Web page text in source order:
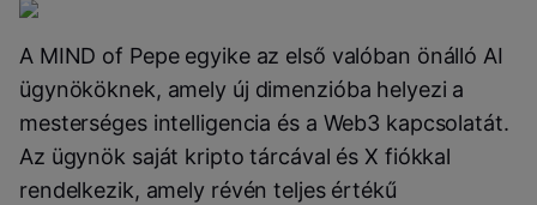
A MIND of Pepe egyike az első valóban önálló AI
ügynököknek, amely új dimenzióba helyezi a
mesterséges intelligencia és a Web3 kapcsolatát.
Az ügynök saját kripto tárcával és X fiókkal
rendelkezik, amely révén teljes értékű